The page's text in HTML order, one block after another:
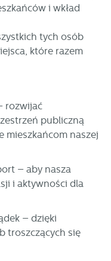
i wkład
tych osób
które razem
rozwijać
publiczną
mieszkańcom naszej
– aby nasza
i aktywności dla
– dzięki
troszczących się
Ci naszych
upodobań oraz
witryny
pojawić się na
będących naszymi
Firmy te działają
mediów